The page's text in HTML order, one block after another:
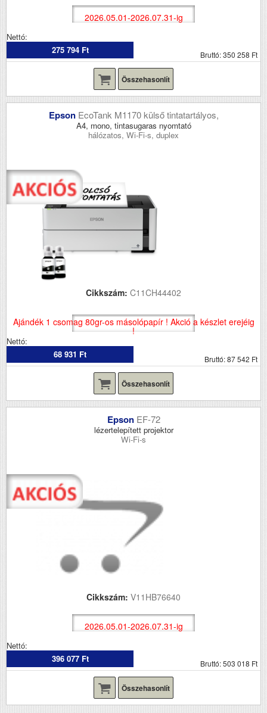
2026.05.01-2026.07.31-ig
Nettó:
275 794 Ft
Bruttó: 350 258 Ft
Összehasonlít
Epson EcoTank M1170 külső tintatartályos,
A4, mono, tintasugaras nyomtató
hálózatos, Wi-Fi-s, duplex
Cikkszám: C11CH44402
Ajándék 1 csomag 80gr-os másolópapír ! Akció a készlet erejéig
!
Nettó:
68 931 Ft
Bruttó: 87 542 Ft
Összehasonlít
Epson EF-72
lézertelepített projektor
Wi-Fi-s
Cikkszám: V11HB76640
2026.05.01-2026.07.31-ig
Nettó:
396 077 Ft
Bruttó: 503 018 Ft
Összehasonlít